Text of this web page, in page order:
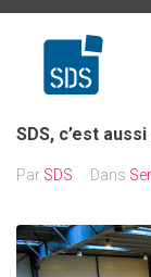
SDS, c’est
Par SDS Dans